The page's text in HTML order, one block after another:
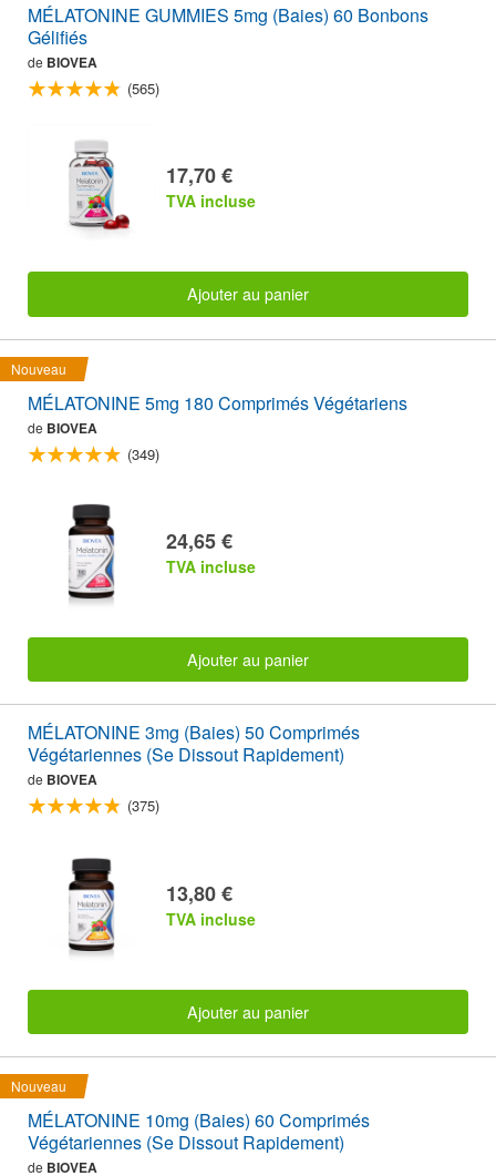
MÉLATONINE GUMMIES 5mg (Baies) 60 Bonbons
Gélifiés
de BIOVEA
(565)
17,70 €
TVA incluse
Ajouter au panier
Nouveau
MÉLATONINE 5mg 180 Comprimés Végétariens
de BIOVEA
(349)
24,65 €
TVA incluse
Ajouter au panier
MÉLATONINE 3mg (Baies) 50 Comprimés
Végétariennes (Se Dissout Rapidement)
de BIOVEA
(375)
13,80 €
TVA incluse
Ajouter au panier
Nouveau
MÉLATONINE 10mg (Baies) 60 Comprimés
Végétariennes (Se Dissout Rapidement)
de BIOVEA